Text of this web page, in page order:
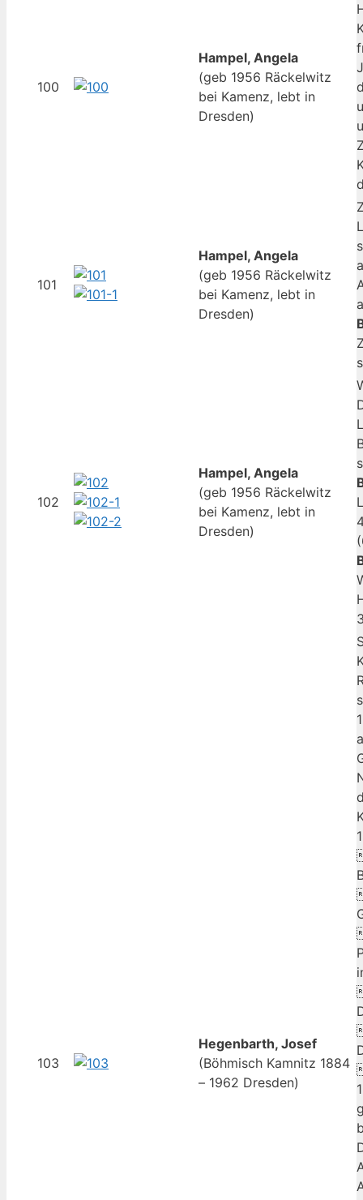
100
Hampel, Angela
(geb 1956 Räckelwitz
bei Kamenz, lebt in
Dresden)
101
Hampel, Angela
(geb 1956 Räckelwitz
bei Kamenz, lebt in
Dresden)
102
Hampel, Angela
(geb 1956 Räckelwitz
bei Kamenz, lebt in
Dresden)
103
Hegenbarth, Josef
(Böhmisch Kamnitz 1884
– 1962 Dresden)